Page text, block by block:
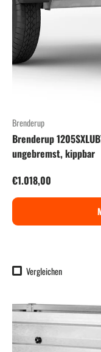
Brenderup
Brenderup
ungebremst, kippbar
Normaler Preis
€1.018,00
Vergleichen